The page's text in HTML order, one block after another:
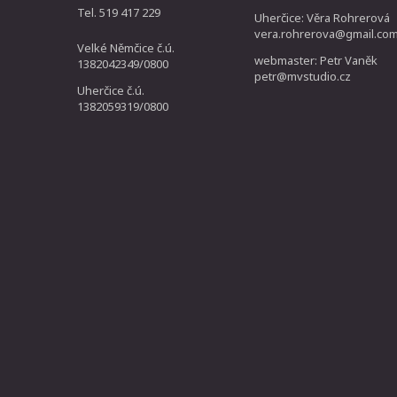
Tel. 519 417 229
Velké Němčice č.ú.
1382042349/0800
Uherčice č.ú.
1382059319/0800
Uherčice: Věra Rohrerová
webmaster: Petr Vaněk
petr@mvstudio.cz